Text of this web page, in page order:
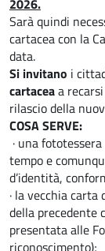
2026.
Sarà quindi
cartacea con la
data.
Si invitano i
cartaceaa
rilascio della
COSA SERVE:
· una
tempo e
d’identità,
· la vecchia
della precedente
presentata alle
riconoscimento);